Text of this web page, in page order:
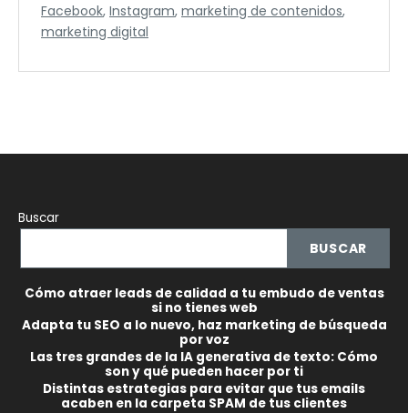
Facebook, Instagram, marketing de contenidos,
marketing digital
Buscar
BUSCAR
Cómo atraer leads de calidad a tu embudo de ventas
si no tienes web
Adapta tu SEO a lo nuevo, haz marketing de búsqueda
por voz
Las tres grandes de la IA generativa de texto: Cómo
son y qué pueden hacer por ti
Distintas estrategias para evitar que tus emails
acaben en la carpeta SPAM de tus clientes